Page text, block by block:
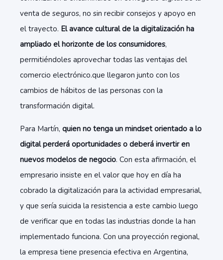
venta de seguros, no sin recibir consejos y apoyo en
el trayecto. El avance cultural de la digitalización ha
ampliado el horizonte de los consumidores,
permitiéndoles aprovechar todas las ventajas del
comercio electrónico.que llegaron junto con los
cambios de hábitos de las personas con la
transformación digital.
Para Martín, quien no tenga un mindset orientado a lo
digital perderá oportunidades o deberá invertir en
nuevos modelos de negocio. Con esta afirmación, el
empresario insiste en el valor que hoy en día ha
cobrado la digitalización para la actividad empresarial,
y que sería suicida la resistencia a este cambio luego
de verificar que en todas las industrias donde la han
implementado funciona. Con una proyección regional,
la empresa tiene presencia efectiva en Argentina,